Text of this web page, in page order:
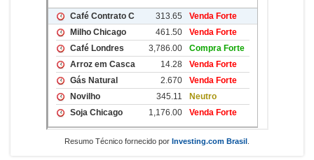
Resumo Técnico fornecido por Investing.com Brasil